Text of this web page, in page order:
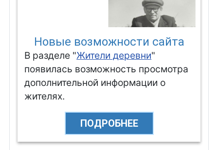
Новые возможности сайта
В разделе "Жители деревни"
появилась возможность просмотра
дополнительной информации о
жителях.
ПОДРОБНЕЕ